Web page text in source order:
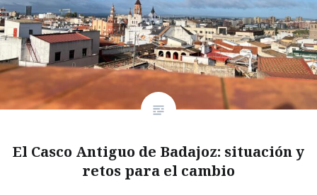
El Casco Antiguo de Badajoz: situación y
retos para el cambio